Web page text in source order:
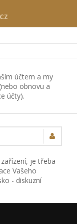
účtem a my
obnovu a
účty).
je třeba
Vašeho
- diskuzní